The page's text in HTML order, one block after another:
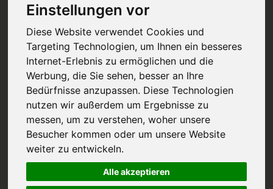
Einstellungen vor
Diese Website verwendet Cookies und
Targeting Technologien, um Ihnen ein besseres
Internet-Erlebnis zu ermöglichen und die
Werbung, die Sie sehen, besser an Ihre
Bedürfnisse anzupassen. Diese Technologien
nutzen wir außerdem um Ergebnisse zu
messen, um zu verstehen, woher unsere
Besucher kommen oder um unsere Website
weiter zu entwickeln.
Alle akzeptieren